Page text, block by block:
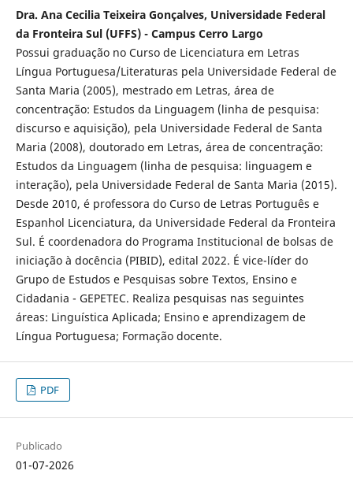
Dra. Ana Cecilia Teixeira Gonçalves, Universidade Federal
da Fronteira Sul (UFFS) - Campus Cerro Largo
Possui graduação no Curso de Licenciatura em Letras
Língua Portuguesa/Literaturas pela Universidade Federal de
Santa Maria (2005), mestrado em Letras, área de
concentração: Estudos da Linguagem (linha de pesquisa:
discurso e aquisição), pela Universidade Federal de Santa
Maria (2008), doutorado em Letras, área de concentração:
Estudos da Linguagem (linha de pesquisa: linguagem e
interação), pela Universidade Federal de Santa Maria (2015).
Desde 2010, é professora do Curso de Letras Português e
Espanhol Licenciatura, da Universidade Federal da Fronteira
Sul. É coordenadora do Programa Institucional de bolsas de
iniciação à docência (PIBID), edital 2022. É vice-líder do
Grupo de Estudos e Pesquisas sobre Textos, Ensino e
Cidadania - GEPETEC. Realiza pesquisas nas seguintes
áreas: Linguística Aplicada; Ensino e aprendizagem de
Língua Portuguesa; Formação docente.
PDF
Publicado
01-07-2026